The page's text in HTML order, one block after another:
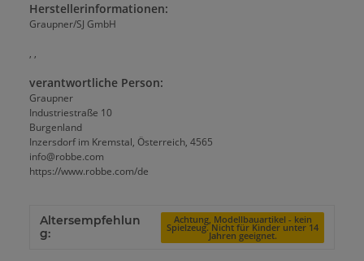
Herstellerinformationen:
Graupner/SJ GmbH
, ,
verantwortliche Person:
Graupner
Industriestraße 10
Burgenland
Inzersdorf im Kremstal, Österreich, 4565
info@robbe.com
https://www.robbe.com/de
Altersempfehlun
g:
Achtung, Modellbauartikel - kein
Spielzeug. Nicht für Kinder unter 14
Jahren geeignet.